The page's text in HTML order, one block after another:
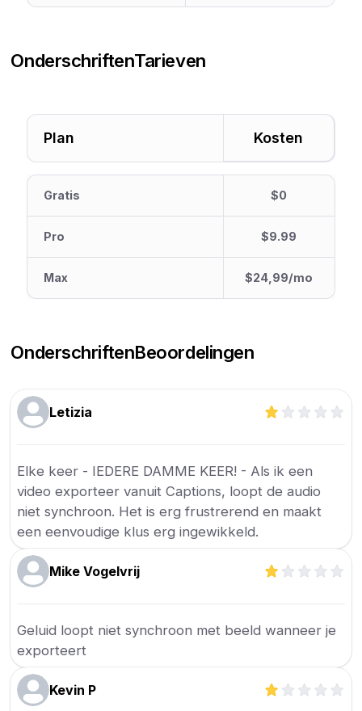
OnderschriftenTarieven
Plan Kosten
Gratis $0
Pro $9.99
Max $24,99/mo
OnderschriftenBeoordelingen
Letizia
Elke keer - IEDERE DAMME KEER! - Als ik een
video exporteer vanuit Captions, loopt de audio
niet synchroon. Het is erg frustrerend en maakt
een eenvoudige klus erg ingewikkeld.
Mike Vogelvrij
Geluid loopt niet synchroon met beeld wanneer je
exporteert
Kevin P